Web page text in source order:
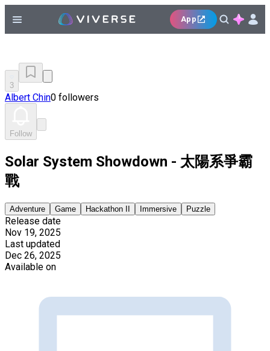
App
3
Albert Chin0 followers
Follow
Solar System Showdown - 太陽系爭霸
戰
Adventure Game Hackathon II Immersive Puzzle
Release date
Nov 19, 2025
Last updated
Dec 26, 2025
Available on